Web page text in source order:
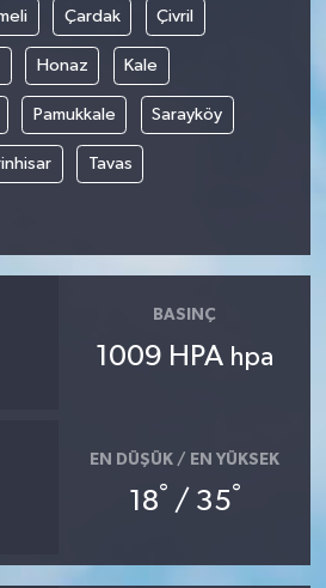
Çardak Çivril
Honaz Kale
Pamukkale Sarayköy
Tavas
BASINÇ
1009 HPA hpa
EN DÜŞÜK / EN YÜKSEK
18° / 35°